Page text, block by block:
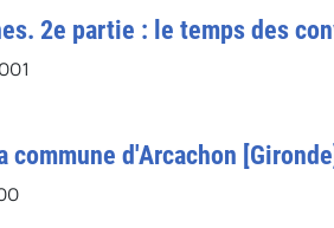
2e partie : le temps des
commune d'Arcachon